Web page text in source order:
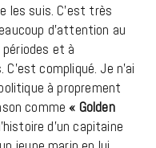
les suis. C’est très
d’attention au
et à
compliqué. Je n’ai
à proprement
comme« Golden
d’un capitaine